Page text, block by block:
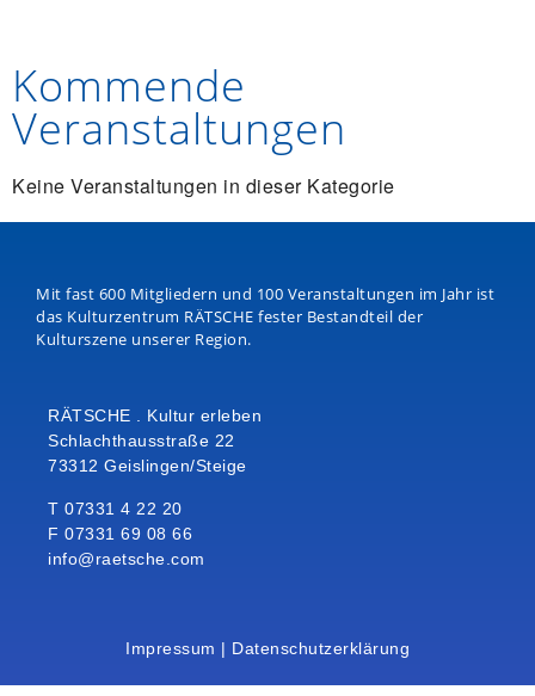
Kommende
Veranstaltungen
Keine Veranstaltungen in dieser Kategorie
Mit fast 600 Mitgliedern und 100 Veranstaltungen im Jahr ist
das Kulturzentrum RÄTSCHE fester Bestandteil der
Kulturszene unserer Region.
RÄTSCHE . Kultur erleben
Schlachthausstraße 22
73312 Geislingen/Steige
T 07331 4 22 20
F 07331 69 08 66
info@raetsche.com
Impressum | Datenschutzerklärung